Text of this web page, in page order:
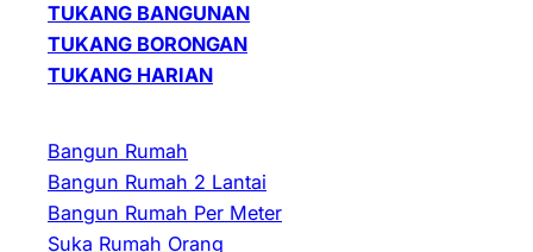
TUKANG BANGUNAN
TUKANG BORONGAN
TUKANG HARIAN
Bangun Rumah
Bangun Rumah 2 Lantai
Bangun Rumah Per Meter
Suka Rumah Orang